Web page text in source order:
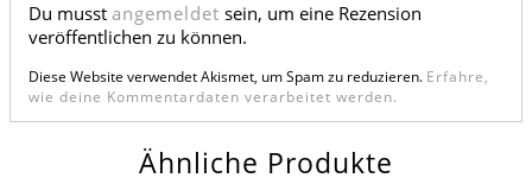
Du musst angemeldet sein, um eine Rezension
veröffentlichen zu können.
Diese Website verwendet Akismet, um Spam zu reduzieren. Erfahre,
wie deine Kommentardaten verarbeitet werden.
Ähnliche Produkte